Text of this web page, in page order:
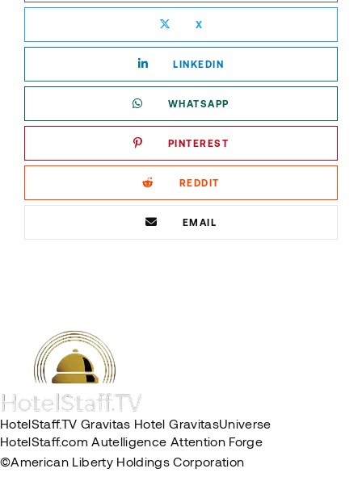
X
LINKEDIN
WHATSAPP
PINTEREST
REDDIT
EMAIL
HotelStaff.TV Gravitas HotelGravitasUniverse
HotelStaff.com Autelligence Attention Forge
©American Liberty Holdings Corporation